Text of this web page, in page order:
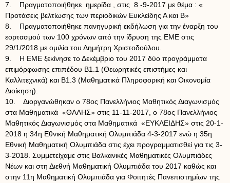
7. Πραγματοποιήθηκε ημερίδα , στις 8 -9-2017 με θέμα : «
Προτάσεις βελτίωσης των περιοδικών Ευκλείδης Α και Β»
8. Πραγματοποιήθηκε πανηγυρική εκδήλωση για την έναρξη του
εορτασμού των 100 χρόνων από την ίδρυση της ΕΜΕ στις
29/1/2018 με ομιλία του Δημήτρη Χριστοδούλου.
9. Η ΕΜΕ ξεκίνησε το Δεκέμβριο του 2017 δύο προγράμματα
επιμόρφωσης επιπέδου Β1.1 (Θεωρητικές επιστήμες και
Καλλιτεχνικά) και Β1.3 (Μαθηματικά Πληροφορική και Οικονομία
Διοίκηση).
10. Διοργανώθηκαν ο 78ος Πανελλήνιος Μαθητικός Διαγωνισμός
στα Μαθηματικά «ΘΑΛΗΣ» στις 11-11-2017, ο 78ος Πανελλήνιος
Μαθητικός Διαγωνισμός στα Μαθηματικά «ΕΥΚΛΕΙΔΗΣ» στις 20-1-
2018 η 34η Εθνική Μαθηματική Ολυμπιάδα 4-3-2017 ενώ η 35η
Εθνική Μαθηματική Ολυμπιάδα στις έχει προγραμματισθεί για τις 3-
3-2018. Συμμετείχαμε στις Βαλκανικές Μαθηματικές Ολυμπιάδες
Νέων και στη Διεθνή Μαθηματική Ολυμπιάδα του 2017 καθώς και
στην 11η Μαθηματική Ολυμπιάδα για Φοιτητές Πανεπιστημίων της